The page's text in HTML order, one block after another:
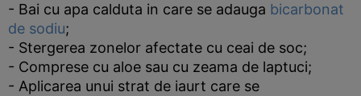
- Bai cu apa calduta in care se adauga bicarbonat
de sodiu;
- Stergerea zonelor afectate cu ceai de soc;
- Comprese cu aloe sau cu zeama de laptuci;
- Aplicarea unui strat de iaurt care se